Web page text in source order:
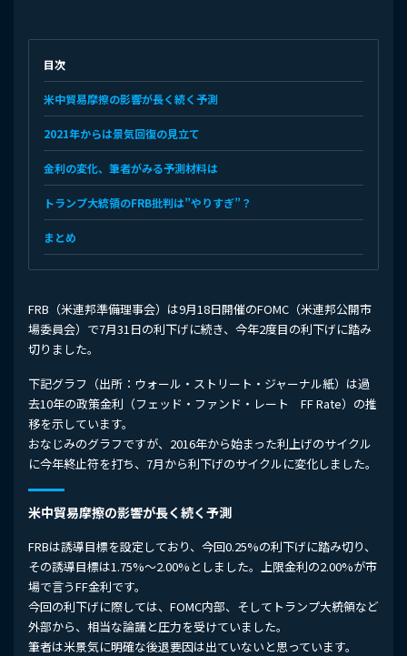
目次
米中貿易摩擦の影響が長く続く予測
2021年からは景気回復の見立て
金利の変化、筆者がみる予測材料は
トランプ大統領のFRB批判は”やりすぎ”？
まとめ
FRB（米連邦準備理事会）は9月18日開催のFOMC（米連邦公開市
場委員会）で7月31日の利下げに続き、今年2度目の利下げに踏み
切りました。
下記グラフ（出所：ウォール・ストリート・ジャーナル紙）は過
去10年の政策金利（フェッド・ファンド・レート FF Rate）の推
移を示しています。
おなじみのグラフですが、2016年から始まった利上げのサイクル
に今年終止符を打ち、7月から利下げのサイクルに変化しました。
米中貿易摩擦の影響が長く続く予測
FRBは誘導目標を設定しており、今回0.25%の利下げに踏み切り、
その誘導目標は1.75%～2.00%としました。上限金利の2.00%が市
場で言うFF金利です。
今回の利下げに際しては、FOMC内部、そしてトランプ大統領など
外部から、相当な論議と圧力を受けていました。
筆者は米景気に明確な後退要因は出ていないと思っています。